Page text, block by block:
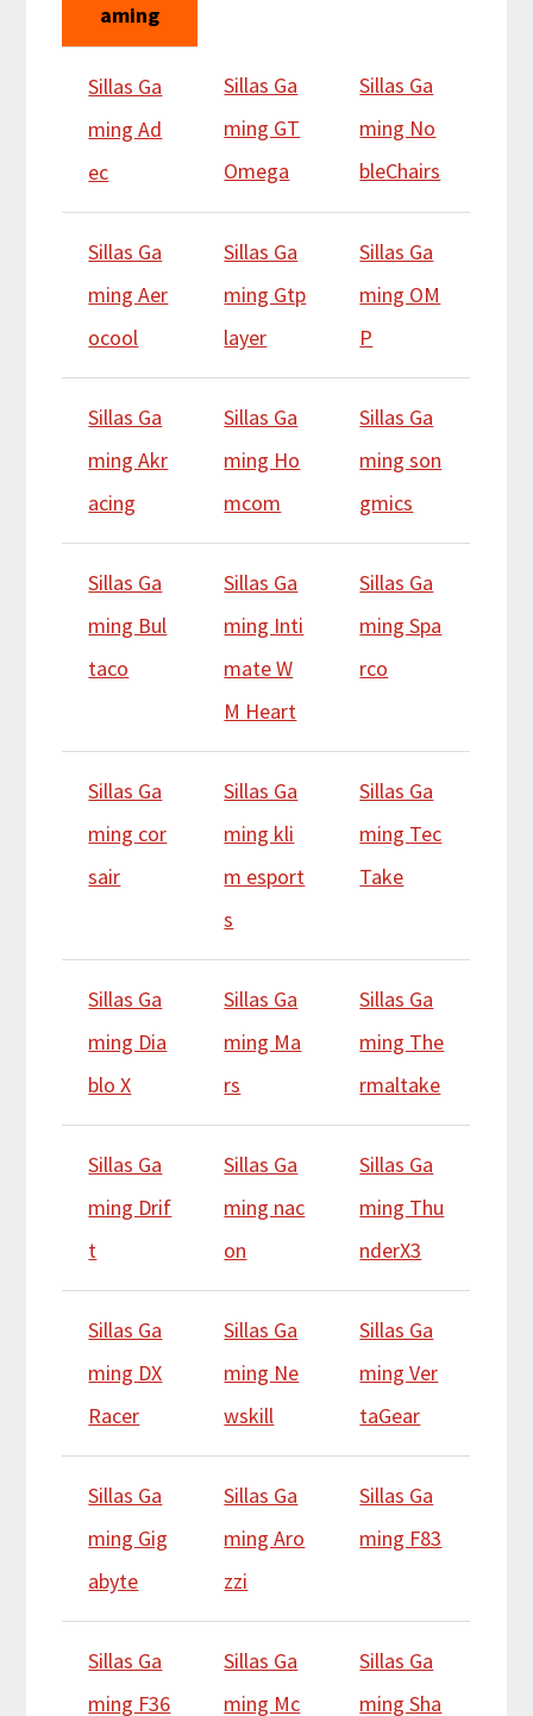
aming
Sillas Ga
ming Ad
ec
Sillas Ga
ming GT
Omega
Sillas Ga
ming No
bleChairs
Sillas Ga
ming Aer
ocool
Sillas Ga
ming Gtp
layer
Sillas Ga
ming OM
P
Sillas Ga
ming Akr
acing
Sillas Ga
ming Ho
mcom
Sillas Ga
ming son
gmics
Sillas Ga
ming Bul
taco
Sillas Ga
ming Inti
mate W
M Heart
Sillas Ga
ming Spa
rco
Sillas Ga
ming cor
sair
Sillas Ga
ming kli
m esport
s
Sillas Ga
ming Tec
Take
Sillas Ga
ming Dia
blo X
Sillas Ga
ming Ma
rs
Sillas Ga
ming The
rmaltake
Sillas Ga
ming Drif
t
Sillas Ga
ming nac
on
Sillas Ga
ming Thu
nderX3
Sillas Ga
ming DX
Racer
Sillas Ga
ming Ne
wskill
Sillas Ga
ming Ver
taGear
Sillas Ga
ming Gig
abyte
Sillas Ga
ming Aro
zzi
Sillas Ga
ming F83
Sillas Ga
ming F36
Sillas Ga
ming Mc
Sillas Ga
ming Sha